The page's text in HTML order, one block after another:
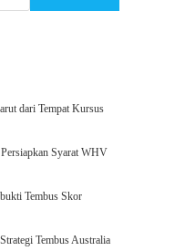
dari Tempat Kursus
Syarat WHV
Tembus Skor
Tembus Australia